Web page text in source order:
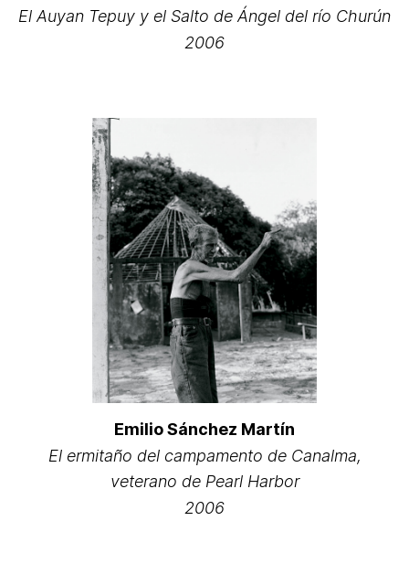
El Auyan Tepuy y el Salto de Ángel del río Churún
2006
Emilio Sánchez Martín
El ermitaño del campamento de Canalma,
veterano de Pearl Harbor
2006